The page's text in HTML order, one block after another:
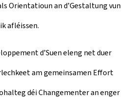
Orientatioun an d’Gestaltung vun
afléissen.
d’Suen eleng net duer
am gemeinsamen Effort
déi Changementer an enger